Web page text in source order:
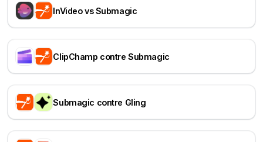
InVideo vs Submagic
ClipChamp contre Submagic
Submagic contre Gling